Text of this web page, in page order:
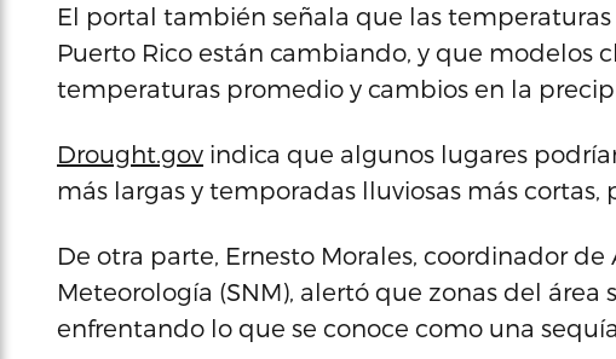
El portal también señala que las
Puerto Rico están cambiando, y que modelos
temperaturas promedio y cambios en la
Drought.gov indica que algunos lugares
más largas y temporadas lluviosas más cortas,
De otra parte, Ernesto Morales, coordinador
Meteorología (SNM), alertó que zonas del área
enfrentando lo que se conoce como una